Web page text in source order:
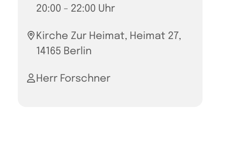
20:00 - 22:00 Uhr
Kirche Zur Heimat, Heimat 27,
14165 Berlin
Herr Forschner